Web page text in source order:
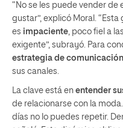
“No se les puede vender
gustar”, explicó Moral.
es impaciente, poco fiel a
exigente”, subrayó. Para
estrategia de
sus canales.
La clave está en entender
de relacionarse con la moda.
días no lo puedes repetir.